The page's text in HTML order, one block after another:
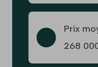
Prix
268